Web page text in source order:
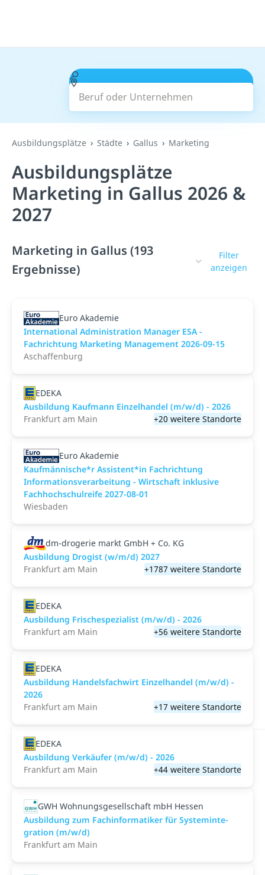
Beruf oder Unternehmen
Suchen
Ausbildungsplätze Städte Gallus Marketing
Ausbildungsplätze
Marketing in Gallus 2026 &
2027
Marketing in Gallus (193
Ergebnisse)
Filter
anzeigen
Euro Akademie
International Administration Manager ESA -
Fachrichtung Marketing Management 2026-09-15
Aschaffenburg
EDEKA
Ausbildung Kaufmann Einzelhandel (m/w/d) - 2026
Frankfurt am Main
+20 weitere Standorte
Euro Akademie
Kaufmännische*r Assistent*in Fachrichtung
Informationsverarbeitung - Wirtschaft inklusive
Fachhochschulreife 2027-08-01
Wiesbaden
dm-drogerie markt GmbH + Co. KG
Ausbildung Drogist (w/m/d) 2027
Frankfurt am Main
+1787 weitere Standorte
EDEKA
Ausbildung Frischespezialist (m/w/d) - 2026
Frankfurt am Main
+56 weitere Standorte
EDEKA
Ausbildung Handelsfachwirt Einzelhandel (m/w/d) -
2026
Frankfurt am Main
+17 weitere Standorte
EDEKA
Ausbildung Verkäufer (m/w/d) - 2026
Frankfurt am Main
+44 weitere Standorte
GWH Wohnungsgesellschaft mbH Hessen
Aus­bil­dung zum Fach­in­for­ma­ti­ker für Sys­tem­in­te­
gra­ti­on (m/w/d)
Frankfurt am Main